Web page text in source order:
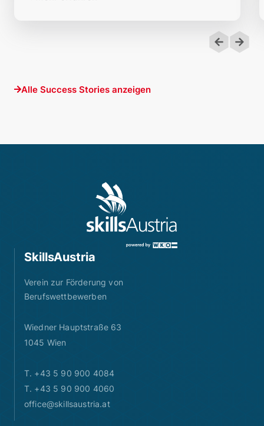
Alle Success Stories anzeigen
SkillsAustria
Verein zur Förderung von
Berufswettbewerben
Wiedner Hauptstraße 63
1045 Wien
T. +43 5 90 900 4084
T. +43 5 90 900 4060
office@skillsaustria.at